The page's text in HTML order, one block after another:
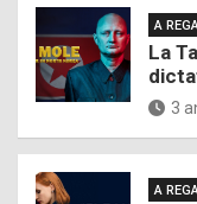
A
La
3
A